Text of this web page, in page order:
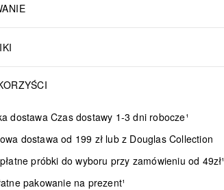
dostawa Czas dostawy 1-3 dni robocze¹
dostawa od 199 zł lub z Douglas Collection
próbki do wyboru przy zamówieniu od 49zł¹
pakowanie na prezent¹